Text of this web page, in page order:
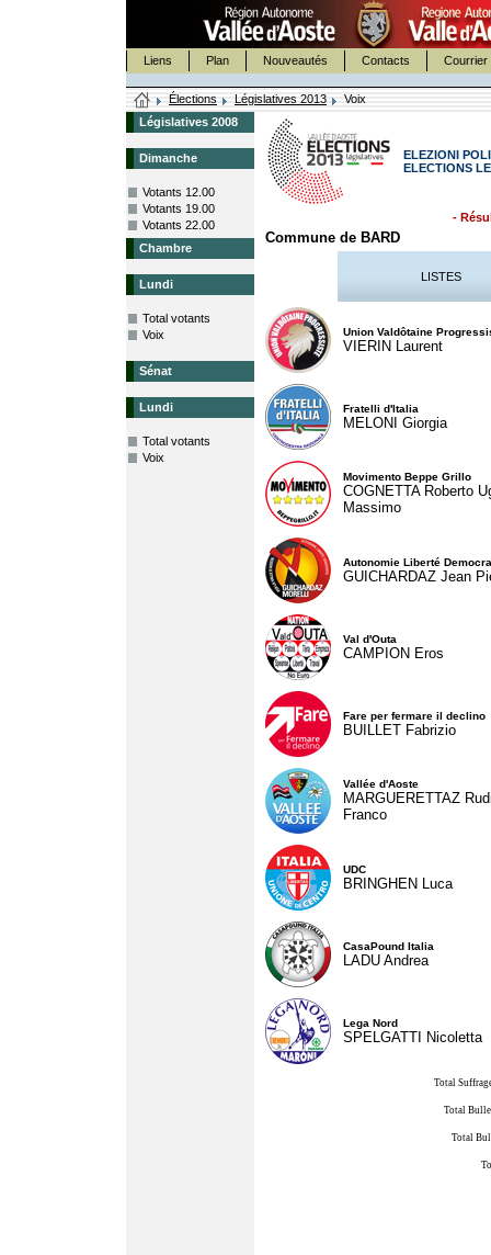
Liens Plan Nouveautés Contacts Courrier
Élections Législatives 2013
Voix
Législatives 2008
Dimanche
Votants 12.00
Votants 19.00
Votants 22.00
Chambre
Lundi
Total votants
Voix
Sénat
Lundi
Total votants
Voix
ELEZIONI
ELECTIONS
-
Commune de BARD
LISTES
Union Valdôtaine
VIERIN Laurent
Fratelli d'Italia
MELONI Giorgia
Movimento Beppe Grillo
COGNETTA Roberto
Massimo
Autonomie Liberté
GUICHARDAZ Jean
Val d'Outa
CAMPION Eros
Fare per fermare il declino
BUILLET Fabrizio
Vallée d'Aoste
MARGUERETTAZ
Franco
UDC
BRINGHEN Luca
CasaPound Italia
LADU Andrea
Lega Nord
SPELGATTI Nicoletta
Total
Total
Total